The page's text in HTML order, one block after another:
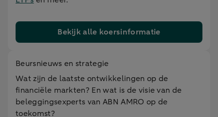
Bekijk alle koersinformatie
Beursnieuws en strategie
Wat zijn de laatste ontwikkelingen op de
financiële markten? En wat is de visie van de
beleggingsexperts van ABN AMRO op de
toekomst?